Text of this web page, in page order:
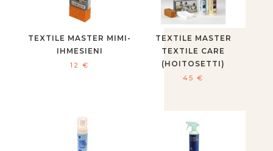
TEXTILE MASTER MIMI-
IHMESIENI
12€
TEXTILE MASTER
TEXTILE CARE
(HOITOSETTI)
45€